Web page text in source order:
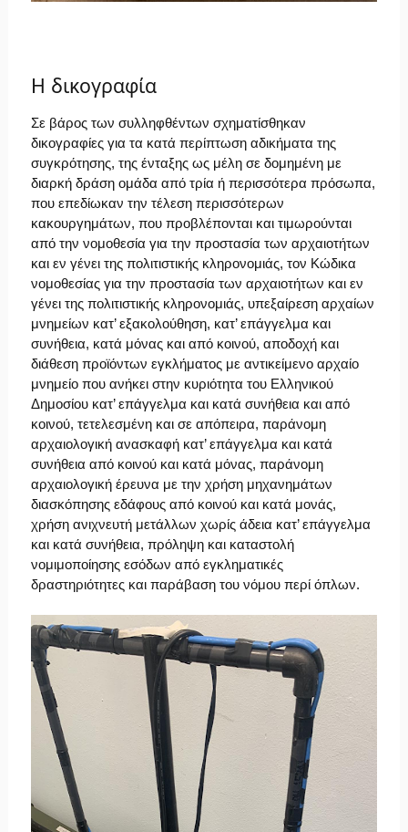
Η δικογραφία
Σε βάρος των συλληφθέντων σχηματίσθηκαν
δικογραφίες για τα κατά περίπτωση αδικήματα της
συγκρότησης, της ένταξης ως μέλη σε δομημένη με
διαρκή δράση ομάδα από τρία ή περισσότερα πρόσωπα,
που επεδίωκαν την τέλεση περισσότερων
κακουργημάτων, που προβλέπονται και τιμωρούνται
από την νομοθεσία για την προστασία των αρχαιοτήτων
και εν γένει της πολιτιστικής κληρονομιάς, τον Κώδικα
νομοθεσίας για την προστασία των αρχαιοτήτων και εν
γένει της πολιτιστικής κληρονομιάς, υπεξαίρεση αρχαίων
μνημείων κατ’ εξακολούθηση, κατ’ επάγγελμα και
συνήθεια, κατά μόνας και από κοινού, αποδοχή και
διάθεση προϊόντων εγκλήματος με αντικείμενο αρχαίο
μνημείο που ανήκει στην κυριότητα του Ελληνικού
Δημοσίου κατ’ επάγγελμα και κατά συνήθεια και από
κοινού, τετελεσμένη και σε απόπειρα, παράνομη
αρχαιολογική ανασκαφή κατ’ επάγγελμα και κατά
συνήθεια από κοινού και κατά μόνας, παράνομη
αρχαιολογική έρευνα με την χρήση μηχανημάτων
διασκόπησης εδάφους από κοινού και κατά μονάς,
χρήση ανιχνευτή μετάλλων χωρίς άδεια κατ’ επάγγελμα
και κατά συνήθεια, πρόληψη και καταστολή
νομιμοποίησης εσόδων από εγκληματικές
δραστηριότητες και παράβαση του νόμου περί όπλων.